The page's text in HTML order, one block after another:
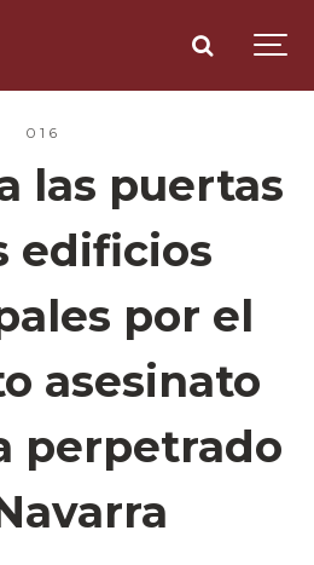
016
las puertas
edificios
por el
asesinato
perpetrado